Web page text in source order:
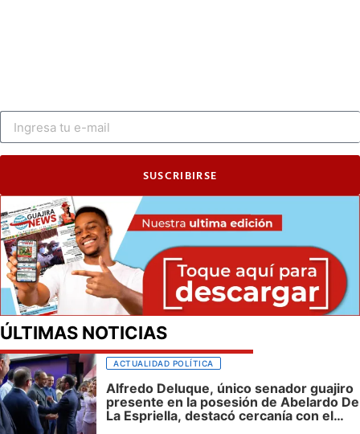
SUSCRIBIRSE
ÚLTIMAS NOTICIAS
ACTUALIDAD POLÍTICA
Alfredo Deluque, único senador guajiro
presente en la posesión de Abelardo De
La Espriella, destacó cercanía con el